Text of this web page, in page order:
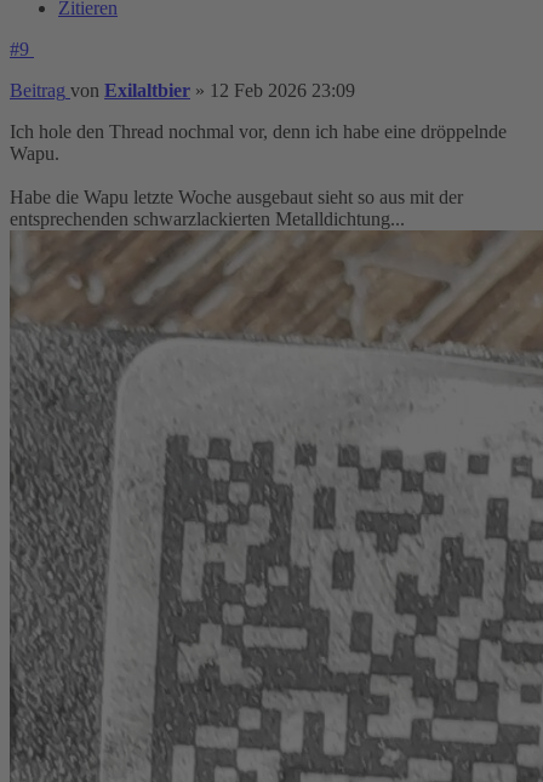
Zitieren
#9
Beitrag von Exilaltbier » 12 Feb 2026 23:09
Ich hole den Thread nochmal vor, denn ich habe eine dröppelnde
Wapu.
Habe die Wapu letzte Woche ausgebaut sieht so aus mit der
entsprechenden schwarzlackierten Metalldichtung...